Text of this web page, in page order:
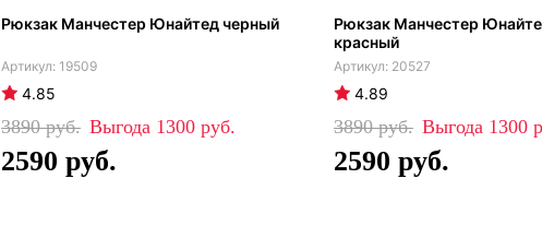
Рюкзак Манчестер Юнайтед черный
19509
4.85
3890 1300
2590
Рюкзак Манчестер
красный
20527
4.89
3890 1300
2590